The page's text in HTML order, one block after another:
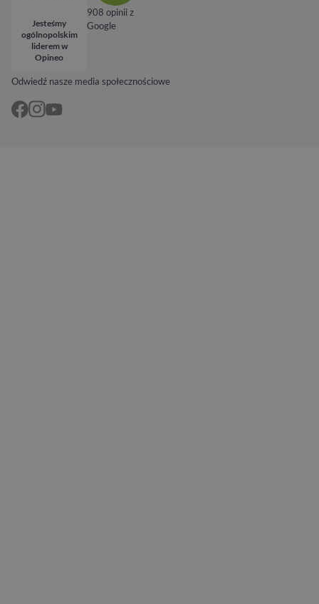
Odwiedź nasze media społecznościowe
Jesteśmy
ogólnopolskim
liderem w
Opineo
908 opinii z
Google